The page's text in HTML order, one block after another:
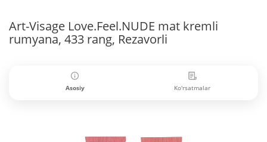
Art-Visage Love.Feel.NUDE mat kremli
rumyana, 433 rang, Rezavorli
Asosiy Ko'rsatmalar